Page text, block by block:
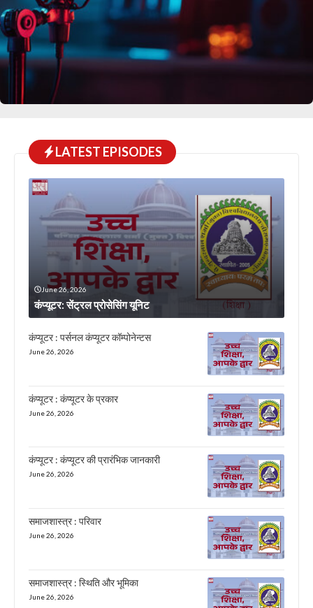
LATEST EPISODES
June 26, 2026
कंप्यूटर: सेंट्रल प्रोसेसिंग यूनिट
कंप्यूटर : पर्सनल कंप्यूटर कॉम्पोनेन्टस
June 26, 2026
कंप्यूटर : कंप्यूटर के प्रकार
June 26, 2026
कंप्यूटर : कंप्यूटर की प्रारंभिक जानकारी
June 26, 2026
समाजशास्त्र : परिवार
June 26, 2026
समाजशास्त्र : स्थिति और भूमिका
June 26, 2026